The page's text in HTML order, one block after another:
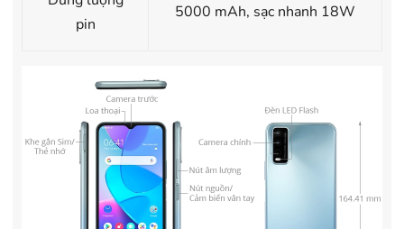
pin
5000 mAh, sạc nhanh 18W